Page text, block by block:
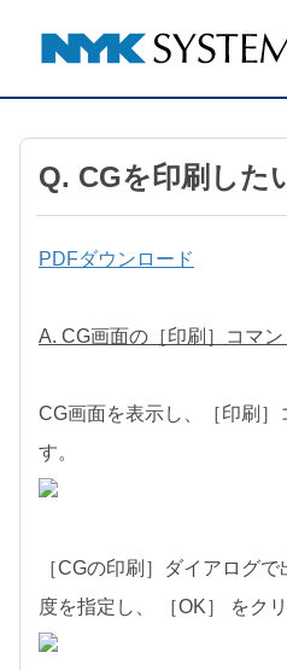
Q. CGを印刷した
PDFダウンロード
A. CG画面の［印刷］コマ
CG画面を表示し、［印刷］
す。
［CGの印刷］ダイアログ
度を指定し、 ［OK］ をク